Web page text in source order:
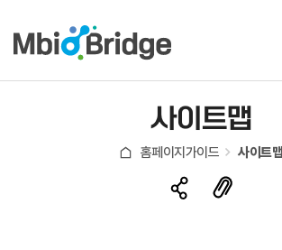
사이트맵
홈페이지가이드 사이트맵